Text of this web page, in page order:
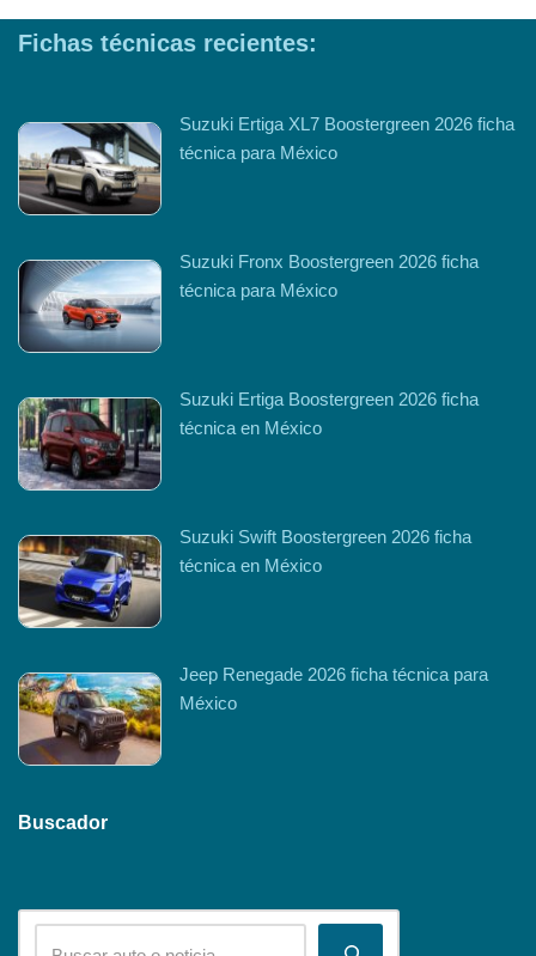
Fichas técnicas recientes:
Suzuki Ertiga XL7 Boostergreen 2026 ficha
técnica para México
Suzuki Fronx Boostergreen 2026 ficha
técnica para México
Suzuki Ertiga Boostergreen 2026 ficha
técnica en México
Suzuki Swift Boostergreen 2026 ficha
técnica en México
Jeep Renegade 2026 ficha técnica para
México
Buscador